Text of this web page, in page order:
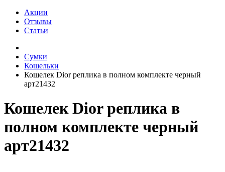
Акции
Отзывы
Статьи
Сумки
Кошельки
Кошелек Dior реплика в полном комплекте черный
арт21432
Кошелек Dior реплика в
полном комплекте черный
арт21432